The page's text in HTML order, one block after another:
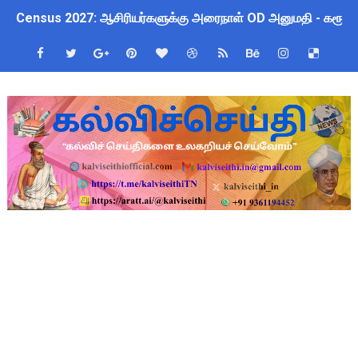
Census 2027: ஆசிரியர்களுக்கு அரைநாள் OD அனுமதி - கரூர்
TN Budget Assembly Schedule 2026: பள்ளிக்கல்வித்துறை
நாமக்கல் மாவட்டம்: மக்கள் தொகை கணக்கெடுப்பு 2027 -
TN Budget 2026-2027 Highlights: மாணவர்களுக்கு இலவச
பள்ளி மாணவர்களுக்கு 4 செட் இலவச சீருடை: EMIS தளத்தில்